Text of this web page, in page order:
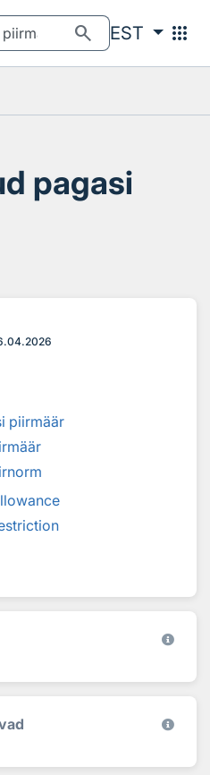
search EST apps
pagasi
piirmäär